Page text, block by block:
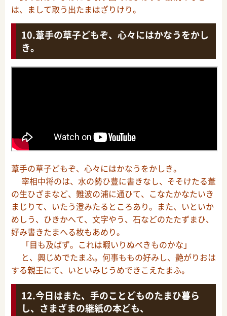
は、まして取う出たまはざりけり。
葦手の草子どもぞ、心々にはかなうをかし
き。
葦手の草子どもぞ、心々にはかなうをかしき。
宰相中将のは、水の勢ひ豊に書きなし、そそけたる葦
の生ひざまなど、難波の浦に通ひて、こなたかなたいき
まじりて、いたう澄みたるところあり。また、いといか
めしう、ひきかへて、文字やう、石などのたたずまひ、
好み書きたまへる枚もあめり。
「目も及ばず。これは暇いりぬべきものかな」
と、興じめでたまふ。何事ももの好みし、艶がりおは
する親王にて、いといみじうめできこえたまふ。
今日はまた、手のことどものたまひ暮ら
し、さまざまの継紙の本ども、